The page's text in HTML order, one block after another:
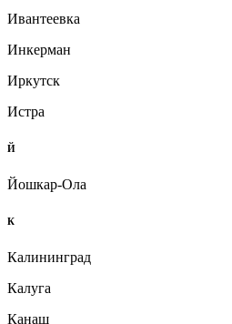
Ивантеевка
Инкерман
Иркутск
Истра
Й
Йошкар-Ола
К
Калининград
Калуга
Канаш